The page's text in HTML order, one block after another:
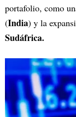
portafolio, como
(India) y la
Sudáfrica.